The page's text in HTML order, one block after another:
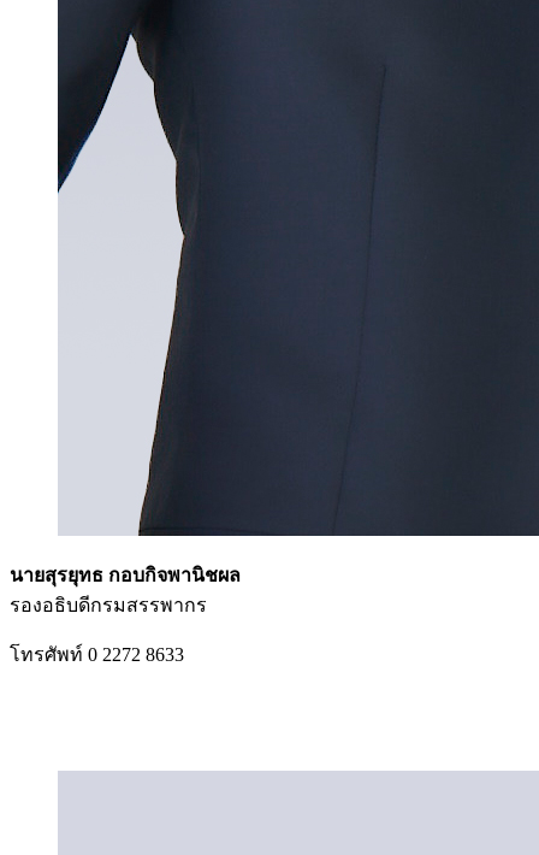
นายสุรยุทธ กอบกิจพานิชผล
รองอธิบดีกรมสรรพากร
โทรศัพท์ 0 2272 8633